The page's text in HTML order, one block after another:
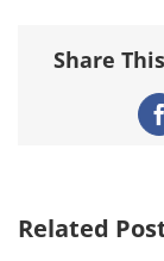
Share
Related